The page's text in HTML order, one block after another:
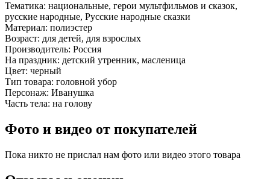
Тематика: национальные, герои мультфильмов и сказок,
русские народные, Русские народные сказки
Материал: полиэстер
Возраст: для детей, для взрослых
Производитель: Россия
На праздник: детский утренник, масленица
Цвет: черный
Тип товара: головной убор
Персонаж: Иванушка
Часть тела: на голову
Фото и видео от покупателей
Пока никто не прислал нам фото или видео этого товара